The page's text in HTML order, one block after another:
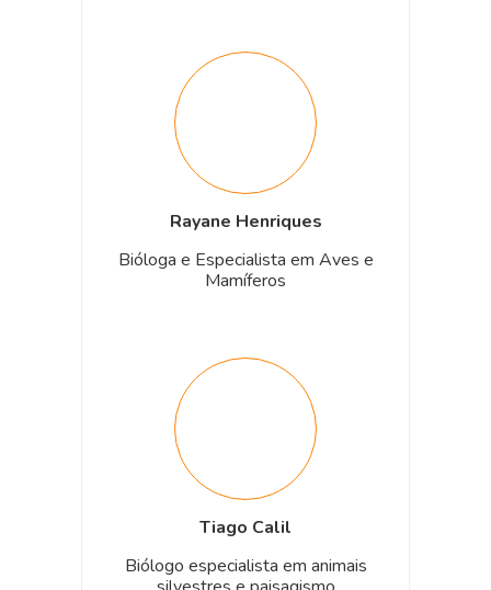
Rayane Henriques
Bióloga e Especialista em Aves e
Mamíferos
Tiago Calil
Biólogo especialista em animais